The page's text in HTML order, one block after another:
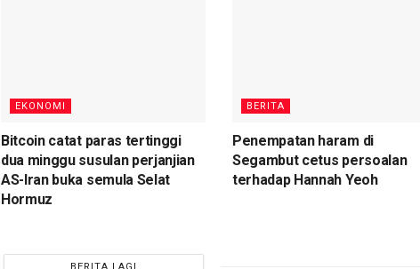
EKONOMI
Bitcoin catat paras tertinggi
dua minggu susulan perjanjian
AS-Iran buka semula Selat
Hormuz
BERITA
Penempatan haram di
Segambut cetus persoalan
terhadap Hannah Yeoh
BERITA LAGI